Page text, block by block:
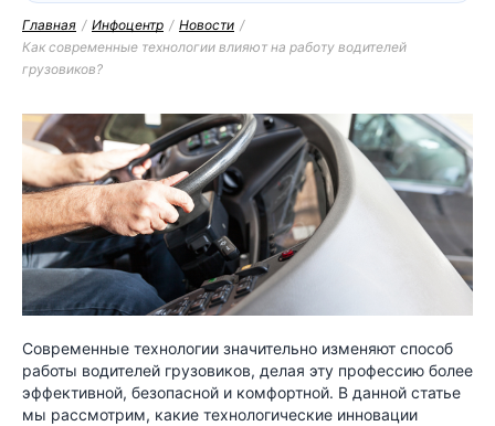
Главная / Инфоцентр / Новости /
Как современные технологии влияют на работу водителей
грузовиков?
Современные технологии значительно изменяют способ
работы водителей грузовиков, делая эту профессию более
эффективной, безопасной и комфортной. В данной статье
мы рассмотрим, какие технологические инновации